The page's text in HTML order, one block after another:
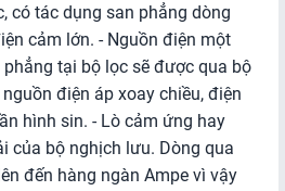
có tác dụng san phẳng dòng
cảm lớn. - Nguồn điện một
tại bộ lọc sẽ được qua bộ
điện áp xoay chiều, điện
hình sin. - Lò cảm ứng hay
của bộ nghịch lưu. Dòng qua
đến hàng ngàn Ampe vì vậy